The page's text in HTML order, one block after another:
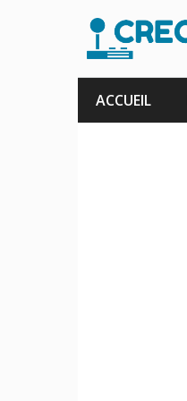
contenu
ACCUEIL